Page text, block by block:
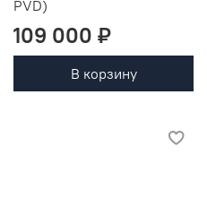
PVD)
109 000 ₽
В корзину